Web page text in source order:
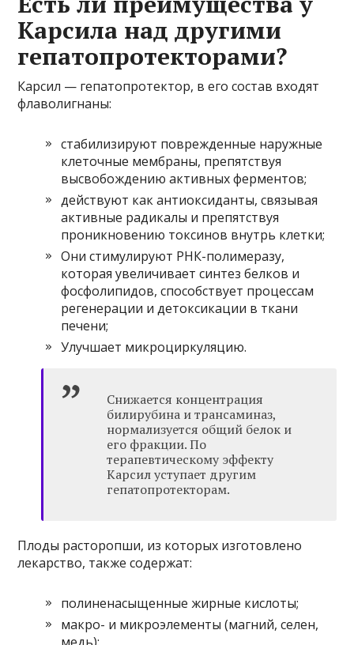
Карсила над другими
гепатопротекторами?
Карсил — гепатопротектор, в его состав входят
флаволигнаны:
стабилизируют поврежденные наружные
клеточные мембраны, препятствуя
высвобождению активных ферментов;
действуют как антиоксиданты, связывая
активные радикалы и препятствуя
проникновению токсинов внутрь клетки;
Они стимулируют РНК-полимеразу,
которая увеличивает синтез белков и
фосфолипидов, способствует процессам
регенерации и детоксикации в ткани
печени;
Улучшает микроциркуляцию.
Снижается концентрация
билирубина и трансаминаз,
нормализуется общий белок и
его фракции. По
терапевтическому эффекту
Карсил уступает другим
гепатопротекторам.
Плоды расторопши, из которых изготовлено
лекарство, также содержат:
полиненасыщенные жирные кислоты;
макро- и микроэлементы (магний, селен,